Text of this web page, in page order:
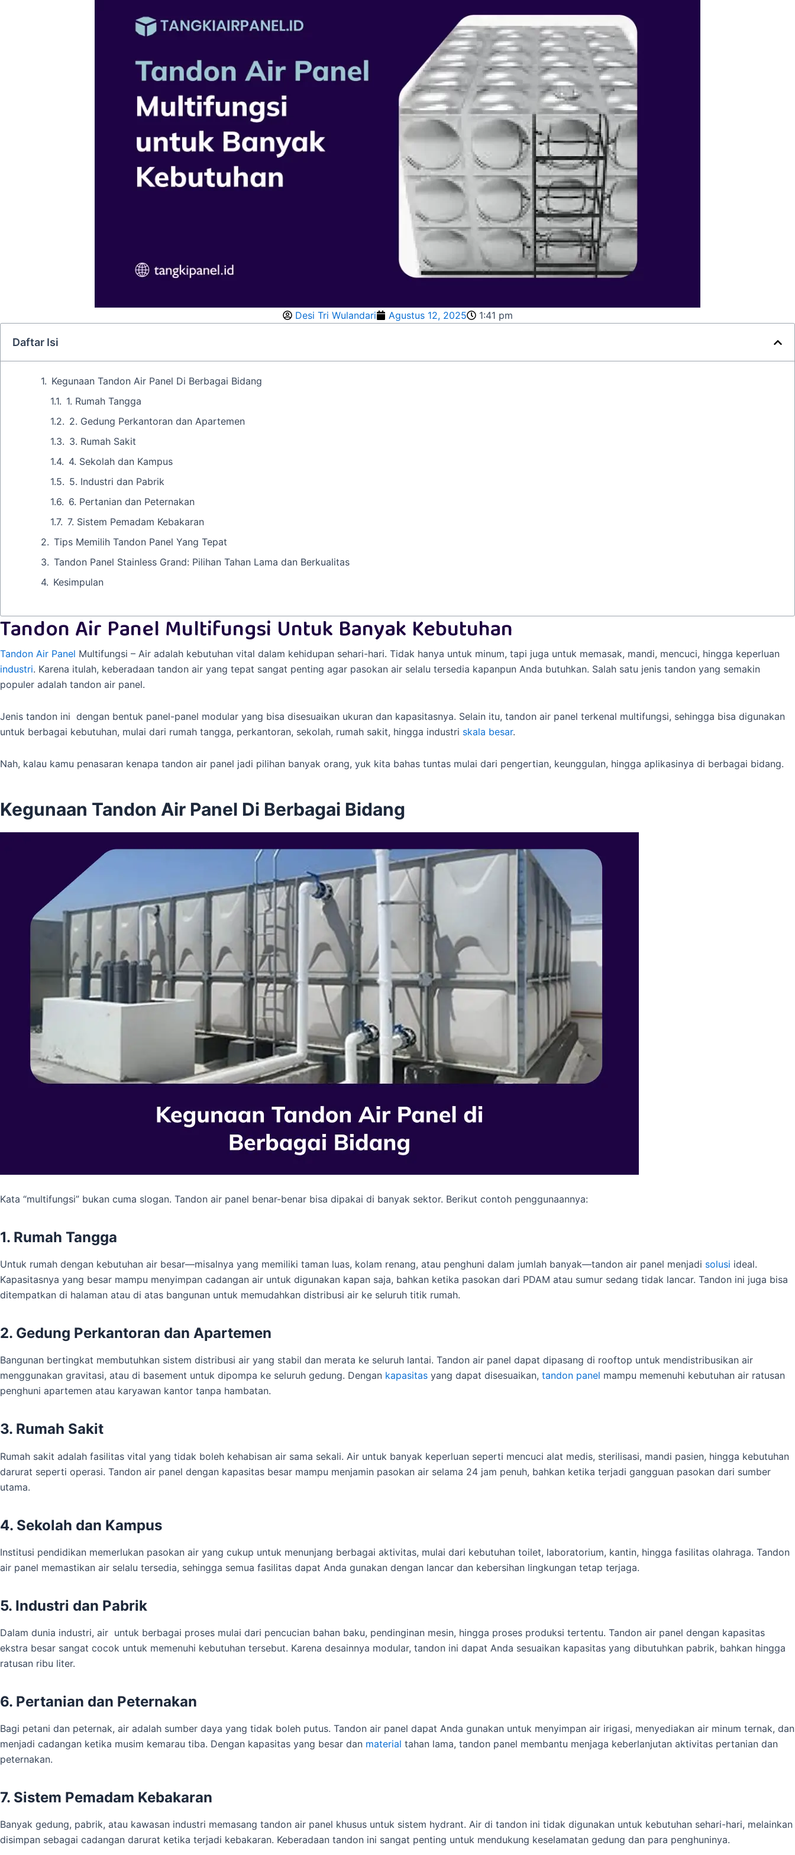
Desi Tri Wulandari Agustus 12, 2025 1:41 pm
Daftar Isi
Kegunaan Tandon Air Panel Di Berbagai Bidang
1. Rumah Tangga
2. Gedung Perkantoran dan Apartemen
3. Rumah Sakit
4. Sekolah dan Kampus
5. Industri dan Pabrik
6. Pertanian dan Peternakan
7. Sistem Pemadam Kebakaran
Tips Memilih Tandon Panel Yang Tepat
Tandon Panel Stainless Grand: Pilihan Tahan Lama dan Berkualitas
Kesimpulan
Tandon Air Panel Multifungsi Untuk Banyak Kebutuhan
Tandon Air Panel Multifungsi – Air adalah kebutuhan vital dalam kehidupan sehari-hari. Tidak hanya untuk minum, tapi juga untuk memasak, mandi, mencuci, hingga keperluan
industri. Karena itulah, keberadaan tandon air yang tepat sangat penting agar pasokan air selalu tersedia kapanpun Anda butuhkan. Salah satu jenis tandon yang semakin
populer adalah tandon air panel.
Jenis tandon ini dengan bentuk panel-panel modular yang bisa disesuaikan ukuran dan kapasitasnya. Selain itu, tandon air panel terkenal multifungsi, sehingga bisa digunakan
untuk berbagai kebutuhan, mulai dari rumah tangga, perkantoran, sekolah, rumah sakit, hingga industri skala besar.
Nah, kalau kamu penasaran kenapa tandon air panel jadi pilihan banyak orang, yuk kita bahas tuntas mulai dari pengertian, keunggulan, hingga aplikasinya di berbagai bidang.
Kegunaan Tandon Air Panel Di Berbagai Bidang
Kata “multifungsi” bukan cuma slogan. Tandon air panel benar-benar bisa dipakai di banyak sektor. Berikut contoh penggunaannya:
1. Rumah Tangga
Untuk rumah dengan kebutuhan air besar—misalnya yang memiliki taman luas, kolam renang, atau penghuni dalam jumlah banyak—tandon air panel menjadi solusi ideal.
Kapasitasnya yang besar mampu menyimpan cadangan air untuk digunakan kapan saja, bahkan ketika pasokan dari PDAM atau sumur sedang tidak lancar. Tandon ini juga bisa
ditempatkan di halaman atau di atas bangunan untuk memudahkan distribusi air ke seluruh titik rumah.
2. Gedung Perkantoran dan Apartemen
Bangunan bertingkat membutuhkan sistem distribusi air yang stabil dan merata ke seluruh lantai. Tandon air panel dapat dipasang di rooftop untuk mendistribusikan air
menggunakan gravitasi, atau di basement untuk dipompa ke seluruh gedung. Dengan kapasitas yang dapat disesuaikan, tandon panel mampu memenuhi kebutuhan air ratusan
penghuni apartemen atau karyawan kantor tanpa hambatan.
3. Rumah Sakit
Rumah sakit adalah fasilitas vital yang tidak boleh kehabisan air sama sekali. Air untuk banyak keperluan seperti mencuci alat medis, sterilisasi, mandi pasien, hingga kebutuhan
darurat seperti operasi. Tandon air panel dengan kapasitas besar mampu menjamin pasokan air selama 24 jam penuh, bahkan ketika terjadi gangguan pasokan dari sumber
utama.
4. Sekolah dan Kampus
Institusi pendidikan memerlukan pasokan air yang cukup untuk menunjang berbagai aktivitas, mulai dari kebutuhan toilet, laboratorium, kantin, hingga fasilitas olahraga. Tandon
air panel memastikan air selalu tersedia, sehingga semua fasilitas dapat Anda gunakan dengan lancar dan kebersihan lingkungan tetap terjaga.
5. Industri dan Pabrik
Dalam dunia industri, air untuk berbagai proses mulai dari pencucian bahan baku, pendinginan mesin, hingga proses produksi tertentu. Tandon air panel dengan kapasitas
ekstra besar sangat cocok untuk memenuhi kebutuhan tersebut. Karena desainnya modular, tandon ini dapat Anda sesuaikan kapasitas yang dibutuhkan pabrik, bahkan hingga
ratusan ribu liter.
6. Pertanian dan Peternakan
Bagi petani dan peternak, air adalah sumber daya yang tidak boleh putus. Tandon air panel dapat Anda gunakan untuk menyimpan air irigasi, menyediakan air minum ternak, dan
menjadi cadangan ketika musim kemarau tiba. Dengan kapasitas yang besar dan material tahan lama, tandon panel membantu menjaga keberlanjutan aktivitas pertanian dan
peternakan.
7. Sistem Pemadam Kebakaran
Banyak gedung, pabrik, atau kawasan industri memasang tandon air panel khusus untuk sistem hydrant. Air di tandon ini tidak digunakan untuk kebutuhan sehari-hari, melainkan
disimpan sebagai cadangan darurat ketika terjadi kebakaran. Keberadaan tandon ini sangat penting untuk mendukung keselamatan gedung dan para penghuninya.